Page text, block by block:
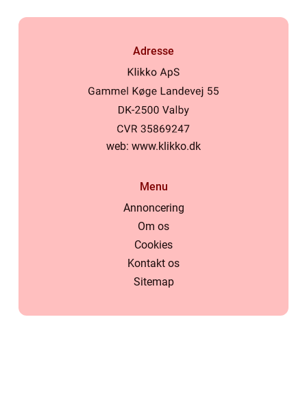
Adresse
web: www.klikko.dk
Menu
Annoncering
Om os
Cookies
Kontakt os
Sitemap